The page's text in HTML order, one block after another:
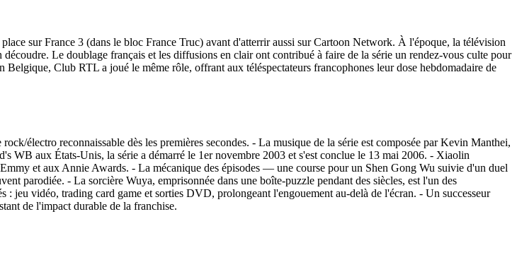
sur France 3 (dans le bloc France Truc) avant d'atterrir aussi sur Cartoon Network. À l'époque, la télévision
Le doublage français et les diffusions en clair ont contribué à faire de la série un rendez-vous culte pour
Club RTL a joué le même rôle, offrant aux téléspectateurs francophones leur dose hebdomadaire de
électro reconnaissable dès les premières secondes. - La musique de la série est composée par Kevin Manthei,
WB aux États-Unis, la série a démarré le 1er novembre 2003 et s'est conclue le 13 mai 2006. - Xiaolin
et aux Annie Awards. - La mécanique des épisodes — une course pour un Shen Gong Wu suivie d'un duel
parodiée. - La sorcière Wuya, emprisonnée dans une boîte-puzzle pendant des siècles, est l'un des
: jeu vidéo, trading card game et sorties DVD, prolongeant l'engouement au-delà de l'écran. - Un successeur
de l'impact durable de la franchise.